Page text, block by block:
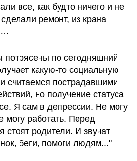
все, как будто ничего и не
ремонт, из крана
по сегодняшний
какую-то социальную
считаемся пострадавшими
но получение статуса
Я сам в депрессии. Не могу
могу работать. Перед
стоят родители. И звучат
беги, помоги людям..."